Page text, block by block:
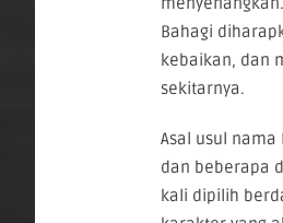
Bahagi
kebaikan, dan
sekitarnya.
Asal usul
dan beberapa
kali dipilih